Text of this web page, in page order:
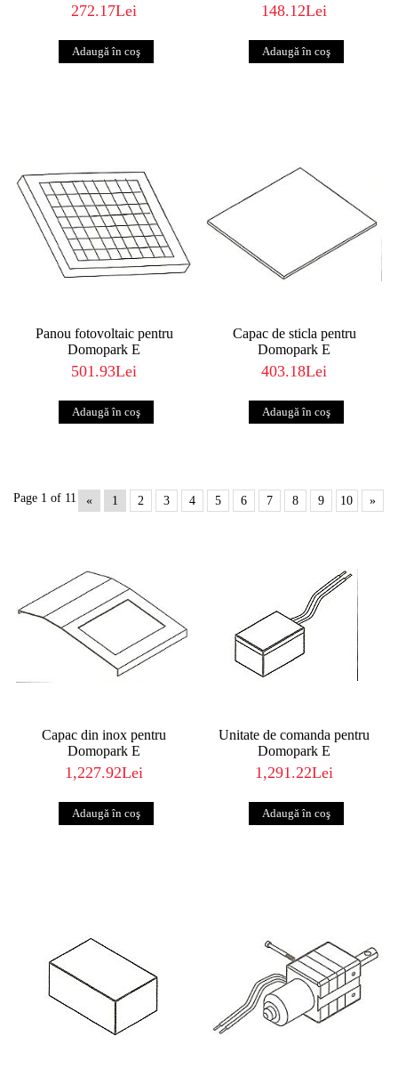
272.17Lei 148.12Lei
Panou fotovoltaic pentru
Domopark E
501.93Lei
Capac de sticla pentru
Domopark E
403.18Lei
Page 1 of 11 « 1 2 3 4 5 6 7 8 9 10 »
Capac din inox pentru
Domopark E
1,227.92Lei
Unitate de comanda pentru
Domopark E
1,291.22Lei